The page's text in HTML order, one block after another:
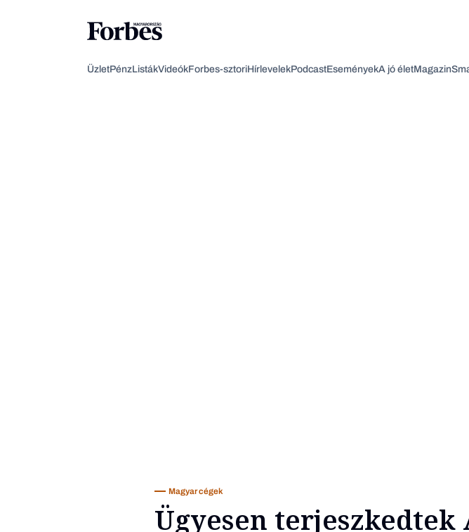
ÜzletPénzListákVideókForbes-sztoriHírlevelekPodcastEseményekA jó életMagazin
Magyar cégek
Ügyesen